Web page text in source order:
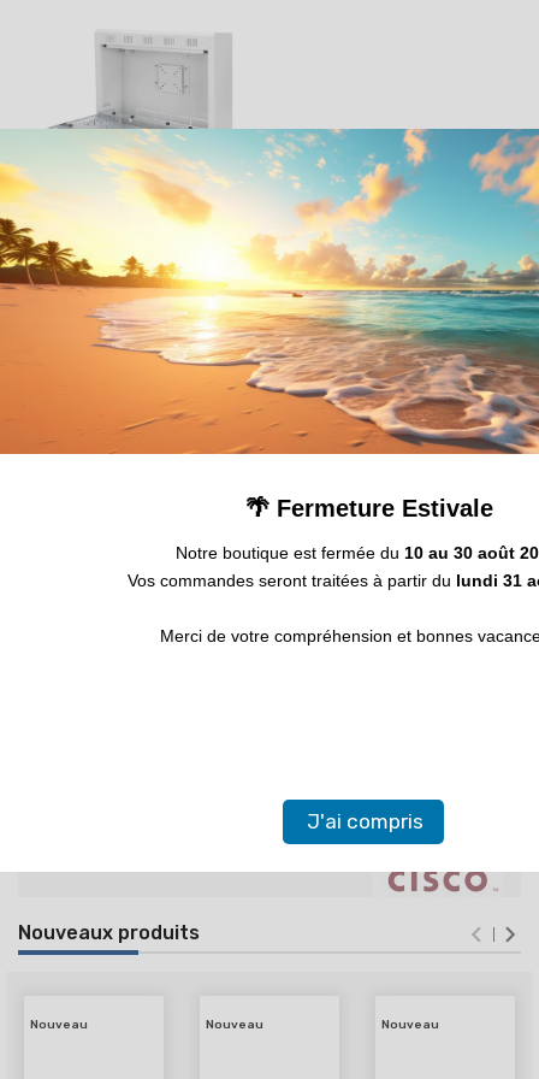
Coffret Vidéosurveillance
DvrBox
Découvrez
Silence Zen
Nouveaux produits
Nouveau Nouveau Nouveau
 
🌴 Fermeture Estivale
Notre boutique est fermée du 10 au 30 août
Vos commandes seront traitées à partir du lundi 31
Merci de votre compréhension et bonnes
J'ai compris